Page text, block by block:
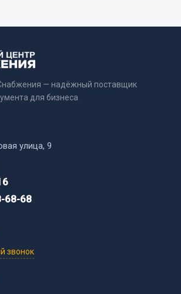
Показать ещё
— надёжный поставщик
для бизнеса
улица, 9
68-68
звонок